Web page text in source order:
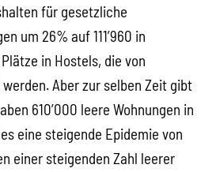
für gesetzliche
um 26% auf 111’960 in
in Hostels, die von
Aber zur selben Zeit gibt
610’000 leere Wohnungen in
eine steigende Epidemie von
einer steigenden Zahl leerer